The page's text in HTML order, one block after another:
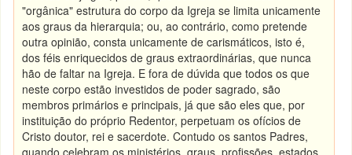
"orgânica" estrutura do corpo da Igreja se limita unicamente
aos graus da hierarquia; ou, ao contrário, como pretende
outra opinião, consta unicamente de carismáticos, isto é,
dos féis enriquecidos de graus extraordinárias, que nunca
hão de faltar na Igreja. E fora de dúvida que todos os que
neste corpo estão investidos de poder sagrado, são
membros primários e principais, já que são eles que, por
instituição do próprio Redentor, perpetuam os ofícios de
Cristo doutor, rei e sacerdote. Contudo os santos Padres,
quando celebram os ministérios, graus, profissões, estados,